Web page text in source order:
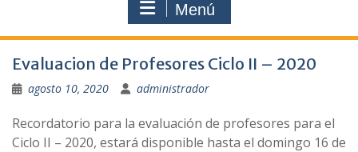
Menú
Evaluacion de Profesores Ciclo II – 2020
agosto 10, 2020 administrador
Recordatorio para la evaluación de profesores para el
Ciclo II – 2020, estará disponible hasta el domingo 16 de